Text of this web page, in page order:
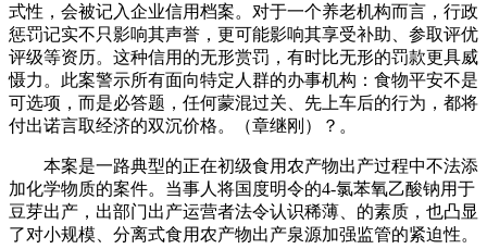
式性，会被记入企业信用档案。对于一个养老机构而言，行政
惩罚记实不只影响其声誉，更可能影响其享受补助、参取评优
评级等资历。这种信用的无形赏罚，有时比无形的罚款更具威
慑力。此案警示所有面向特定人群的办事机构：食物平安不是
可选项，而是必答题，任何蒙混过关、先上车后的行为，都将
付出诺言取经济的双沉价格。（章继刚）？。
本案是一路典型的正在初级食用农产物出产过程中不法添
加化学物质的案件。当事人将国度明令的4-氯苯氧乙酸钠用于
豆芽出产，出部门出产运营者法令认识稀薄、的素质，也凸显
了对小规模、分离式食用农产物出产泉源加强监管的紧迫性。